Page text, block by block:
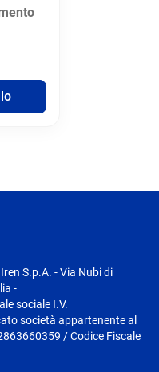
S.p.A. - Via Nubi di
-
sociale I.V.
società appartenente al
/ Codice Fiscale